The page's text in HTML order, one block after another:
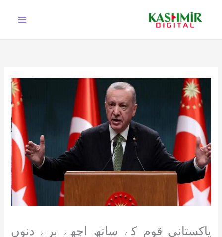
پاکستانی قوم کے ساتھ اچھے برے دنوں